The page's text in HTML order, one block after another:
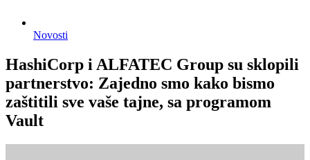
Novosti
HashiCorp i ALFATEC Group su sklopili
partnerstvo: Zajedno smo kako bismo
zaštitili sve vaše tajne, sa programom
Vault